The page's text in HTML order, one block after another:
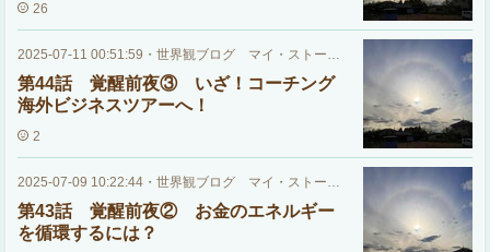
26
2025-07-11 00:51:59 ・ 世界観ブログ マイ・ストーリー
第44話 覚醒前夜③ いざ！コーチング
海外ビジネスツアーへ！
2
2025-07-09 10:22:44 ・ 世界観ブログ マイ・ストーリー
第43話 覚醒前夜② お金のエネルギー
を循環するには？